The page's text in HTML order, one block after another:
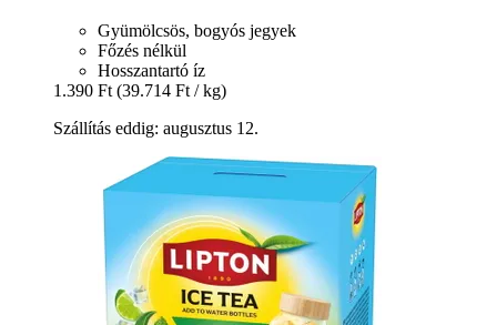
Gyümölcsös, bogyós jegyek
Főzés nélkül
Hosszantartó íz
1.390 Ft (39.714 Ft / kg)
Szállítás eddig: augusztus 12.